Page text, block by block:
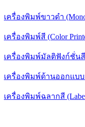
เครื่องพิมพ์ขาวดำ
เครื่องพิมพ์สี (Color
เครื่องพิมพ์มัลติฟังก์ชั่นสี
เครื่องพิมพ์ด้านออกแบบ
เครื่องพิมพ์ฉลากสี